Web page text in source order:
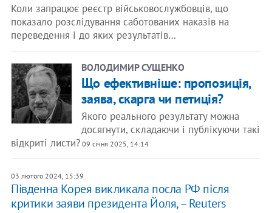
Коли запрацює реєстр військовослужбовців, що
показало розслідування саботованих наказів на
переведення і до яких результатів…
ВОЛОДИМИР СУЩЕНКО
Що ефективніше: пропозиція,
заява, скарга чи петиція?
Якого реального результату можна
досягнути, складаючи і публікуючи такі
відкриті листи?09 січня 2025, 14:14
03 лютого 2024, 15:39
Південна Корея викликала посла РФ після
критики заяви президента Йоля, – Reuters